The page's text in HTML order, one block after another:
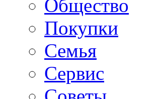
Общество
Покупки
Семья
Сервис